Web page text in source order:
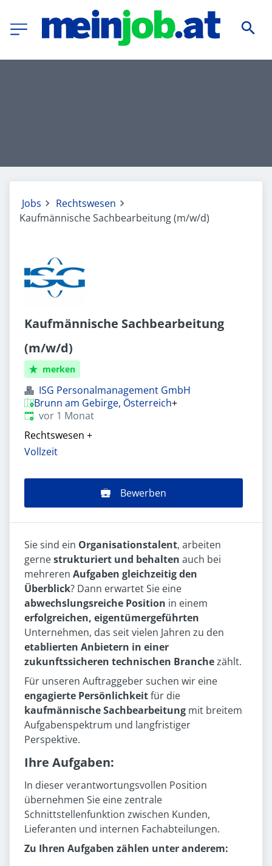
Jobs
Rechtswesen
Kaufmännische Sachbearbeitung (m/w/d)
Kaufmännische Sachbearbeitung
(m/w/d)
merken
ISG Personalmanagement GmbH
Brunn am Gebirge, Österreich+
Veröffentlicht:
vor 1 Monat
Rechtswesen +
Vollzeit
Bewerben
Sie sind ein Organisationstalent, arbeiten
gernestrukturiert und behalten auch bei
mehreren Aufgaben gleichzeitig den
Überblick? Dann erwartet Sie eine
abwechslungsreiche Position in einem
erfolgreichen, eigentümergeführten
Unternehmen, das seit vielen Jahren zu den
etablierten Anbietern in einer
zukunftssicheren technischen Branchezählt.
Für unseren Auftraggeber suchen wir eine
engagierte Persönlichkeitfür die
kaufmännische Sachbearbeitung mit breitem
Aufgabenspektrum und langfristiger
Perspektive.
Ihre Aufgaben:
In dieser verantwortungsvollen Position
übernehmen Sie eine zentrale
Schnittstellenfunktion zwischen Kunden,
Lieferanten und internen Fachabteilungen.
Zu Ihren Aufgaben zählen unter anderem: